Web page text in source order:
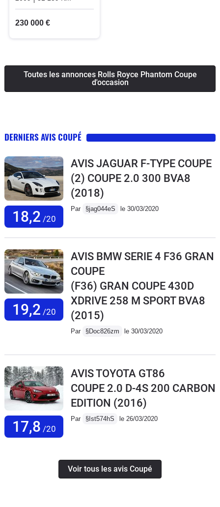
230 000 €
Toutes les annonces Rolls Royce Phantom Coupe
d'occasion
DERNIERS AVIS COUPÉ
18,2 /20
AVIS JAGUAR F-TYPE COUPE
(2) COUPE 2.0 300 BVA8
(2018)
Par §jag044eS le 30/03/2020
19,2 /20
AVIS BMW SERIE 4 F36 GRAN
COUPE
(F36) GRAN COUPE 430D
XDRIVE 258 M SPORT BVA8
(2015)
Par §Doc826zm le 30/03/2020
17,8 /20
AVIS TOYOTA GT86
COUPE 2.0 D-4S 200 CARBON
EDITION (2016)
Par §Ist574hS le 26/03/2020
Voir tous les avis Coupé